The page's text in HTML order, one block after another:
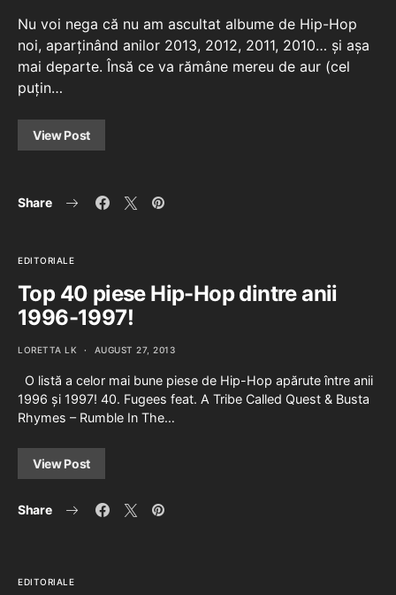
Nu voi nega că nu am ascultat albume de Hip-Hop
noi, aparținând anilor 2013, 2012, 2011, 2010… și așa
mai departe. Însă ce va rămâne mereu de aur (cel
puțin…
View Post
Share
EDITORIALE
Top 40 piese Hip-Hop dintre anii
1996-1997!
LORETTA LK AUGUST 27, 2013
O listă a celor mai bune piese de Hip-Hop apărute între anii
1996 și 1997! 40. Fugees feat. A Tribe Called Quest & Busta
Rhymes – Rumble In The…
View Post
Share
EDITORIALE